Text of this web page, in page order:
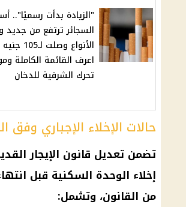
"الزيادة بدأت رسميًا"..
السجائر ترتفع من
الأنواع وصلت
اعرف القائمة الكاملة
تحرك الشرقية للدخان
حالات الإخلاء الإجباري وفق
تضمن تعديل قانون الإيجار
إخلاء الوحدة السكنية قبل
من القانون، وتشمل: